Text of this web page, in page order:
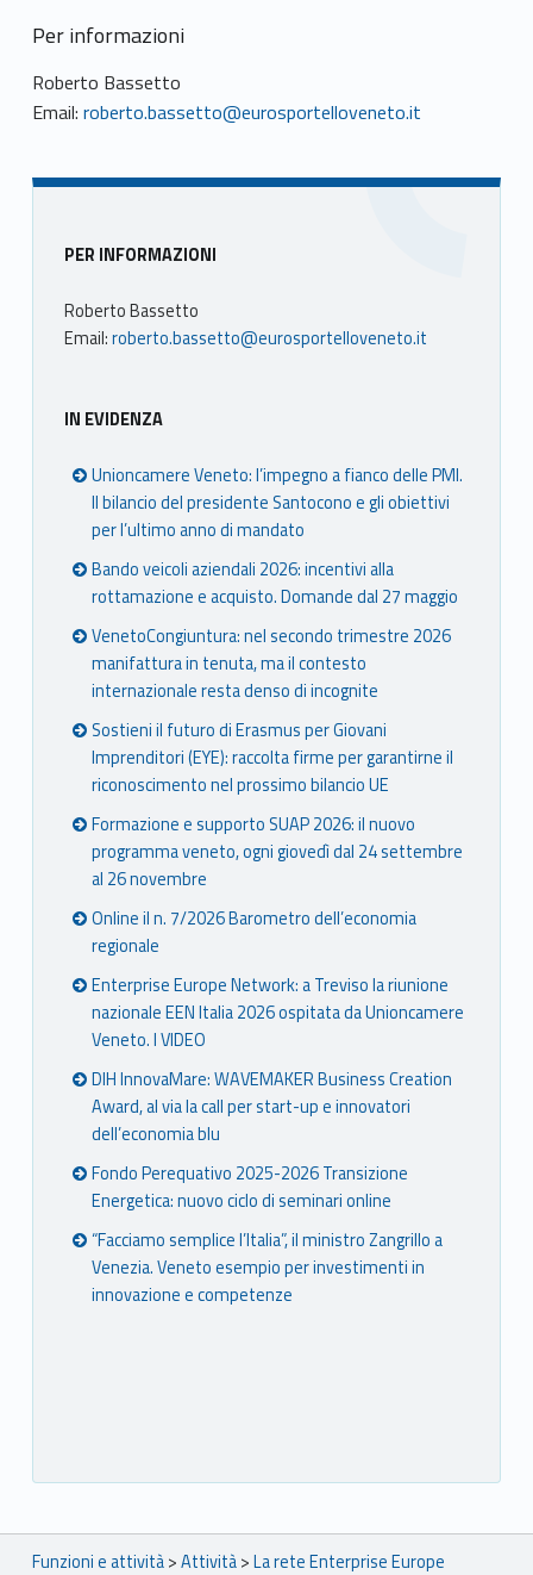
Per informazioni
Roberto Bassetto
Email: roberto.bassetto@eurosportelloveneto.it
Sidebar
PER INFORMAZIONI
Roberto Bassetto
Email:roberto.bassetto@eurosportelloveneto.it
IN EVIDENZA
Unioncamere Veneto: l’impegno a fianco delle PMI.
Il bilancio del presidente Santocono e gli obiettivi
per l’ultimo anno di mandato
Bando veicoli aziendali 2026: incentivi alla
rottamazione e acquisto. Domande dal 27 maggio
VenetoCongiuntura: nel secondo trimestre 2026
manifattura in tenuta, ma il contesto
internazionale resta denso di incognite
Sostieni il futuro di Erasmus per Giovani
Imprenditori (EYE): raccolta firme per garantirne il
riconoscimento nel prossimo bilancio UE
Formazione e supporto SUAP 2026: il nuovo
programma veneto, ogni giovedì dal 24 settembre
al 26 novembre
Online il n. 7/2026 Barometro dell’economia
regionale
Enterprise Europe Network: a Treviso la riunione
nazionale EEN Italia 2026 ospitata da Unioncamere
Veneto. I VIDEO
DIH InnovaMare: WAVEMAKER Business Creation
Award, al via la call per start-up e innovatori
dell’economia blu
Fondo Perequativo 2025-2026 Transizione
Energetica: nuovo ciclo di seminari online
“Facciamo semplice l’Italia”, il ministro Zangrillo a
Venezia. Veneto esempio per investimenti in
innovazione e competenze
Breadcrumbs navigation
Funzioni e attività>Attività>La rete Enterprise Europe